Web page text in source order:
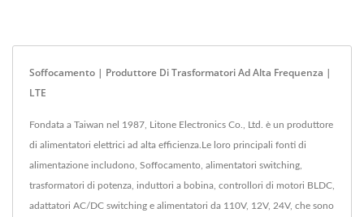
Soffocamento | Produttore Di Trasformatori Ad Alta Frequenza |
LTE
Fondata a Taiwan nel 1987, Litone Electronics Co., Ltd. è un produttore
di alimentatori elettrici ad alta efficienza.Le loro principali fonti di
alimentazione includono, Soffocamento, alimentatori switching,
trasformatori di potenza, induttori a bobina, controllori di motori BLDC,
adattatori AC/DC switching e alimentatori da 110V, 12V, 24V, che sono